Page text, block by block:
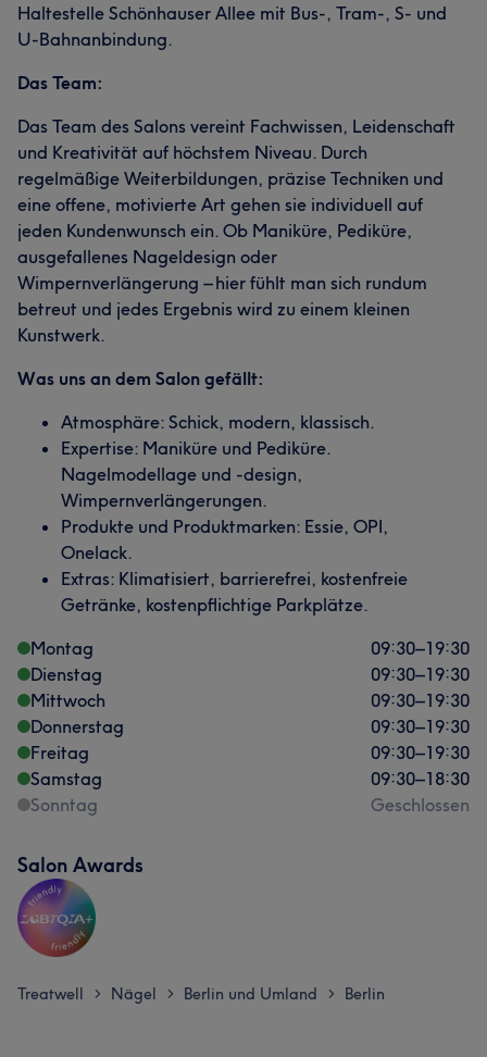
Haltestelle Schönhauser Allee mit Bus-, Tram-, S- und
U-Bahnanbindung.
Das Team:
Das Team des Salons vereint Fachwissen, Leidenschaft
und Kreativität auf höchstem Niveau. Durch
regelmäßige Weiterbildungen, präzise Techniken und
eine offene, motivierte Art gehen sie individuell auf
jeden Kundenwunsch ein. Ob Maniküre, Pediküre,
ausgefallenes Nageldesign oder
Wimpernverlängerung – hier fühlt man sich rundum
betreut und jedes Ergebnis wird zu einem kleinen
Kunstwerk.
Was uns an dem Salon gefällt:
Atmosphäre: Schick, modern, klassisch.
Expertise: Maniküre und Pediküre.
Nagelmodellage und -design,
Wimpernverlängerungen.
Produkte und Produktmarken: Essie, OPI,
Onelack.
Extras: Klimatisiert, barrierefrei, kostenfreie
Getränke, kostenpflichtige Parkplätze.
Montag
09:30–19:30
Dienstag
09:30–19:30
Mittwoch
09:30–19:30
Donnerstag
09:30–19:30
Freitag
09:30–19:30
Samstag
09:30–18:30
Sonntag
Geschlossen
Salon Awards
Treatwell > Nägel > Berlin und Umland > Berlin